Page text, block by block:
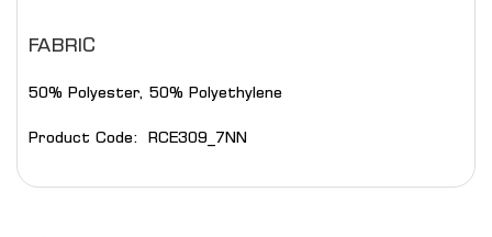
FABRIC
50% Polyester, 50% Polyethylene
Product Code: RCE309_7NN